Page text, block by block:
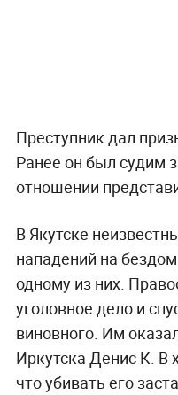
Преступник дал
Ранее он был судим
отношении
В Якутске
нападений на
одному из них.
уголовное дело и
виновного. Им
Иркутска Денис К. В
что убивать его